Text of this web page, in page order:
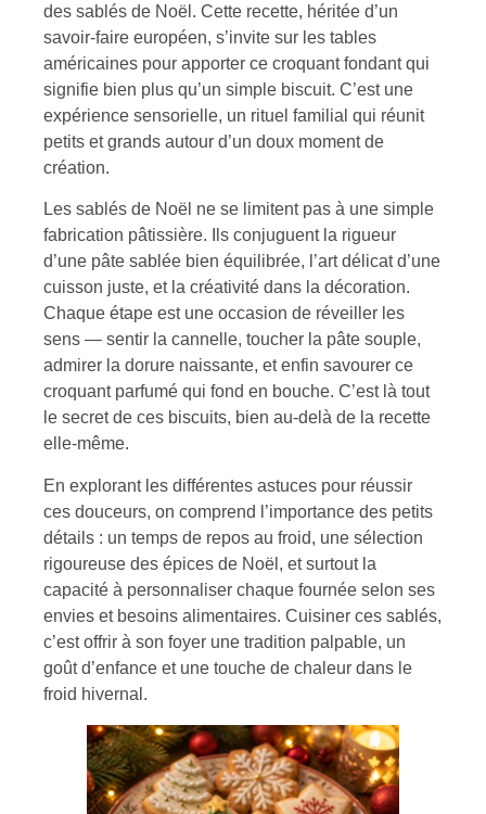
des sablés de Noël. Cette recette, héritée d’un
savoir-faire européen, s’invite sur les tables
américaines pour apporter ce croquant fondant qui
signifie bien plus qu’un simple biscuit. C’est une
expérience sensorielle, un rituel familial qui réunit
petits et grands autour d’un doux moment de
création.
Les sablés de Noël ne se limitent pas à une simple
fabrication pâtissière. Ils conjuguent la rigueur
d’une pâte sablée bien équilibrée, l’art délicat d’une
cuisson juste, et la créativité dans la décoration.
Chaque étape est une occasion de réveiller les
sens — sentir la cannelle, toucher la pâte souple,
admirer la dorure naissante, et enfin savourer ce
croquant parfumé qui fond en bouche. C’est là tout
le secret de ces biscuits, bien au-delà de la recette
elle-même.
En explorant les différentes astuces pour réussir
ces douceurs, on comprend l’importance des petits
détails : un temps de repos au froid, une sélection
rigoureuse des épices de Noël, et surtout la
capacité à personnaliser chaque fournée selon ses
envies et besoins alimentaires. Cuisiner ces sablés,
c’est offrir à son foyer une tradition palpable, un
goût d’enfance et une touche de chaleur dans le
froid hivernal.